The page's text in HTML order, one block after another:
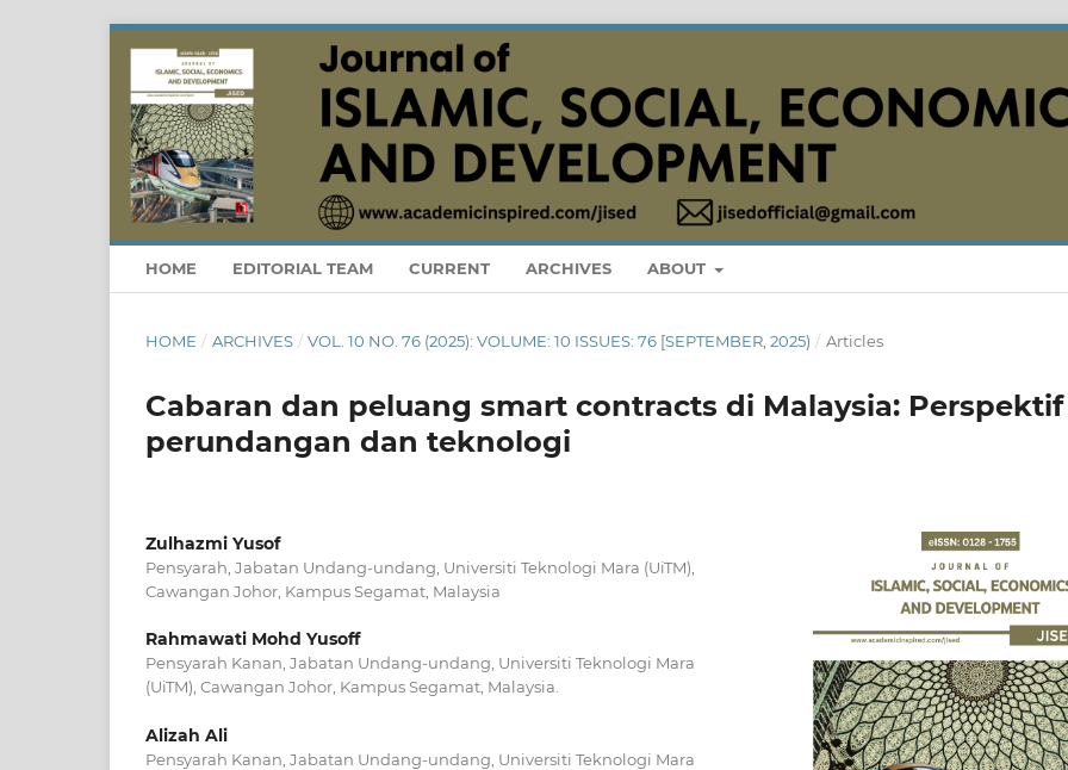
HOME EDITORIAL TEAM CURRENT ARCHIVES ABOUT
HOME / ARCHIVES / VOL. 10 NO. 76 (2025): VOLUME: 10 ISSUES: 76 [SEPTEMBER, 2025) / Articles
Cabaran dan peluang smart contracts di Malaysia: Perspektif
perundangan dan teknologi
Zulhazmi Yusof
Pensyarah, Jabatan Undang-undang, Universiti Teknologi Mara (UiTM),
Cawangan Johor, Kampus Segamat, Malaysia
Rahmawati Mohd Yusoff
Pensyarah Kanan, Jabatan Undang-undang, Universiti Teknologi Mara
(UiTM), Cawangan Johor, Kampus Segamat, Malaysia.
Alizah Ali
Pensyarah Kanan, Jabatan Undang-undang, Universiti Teknologi Mara